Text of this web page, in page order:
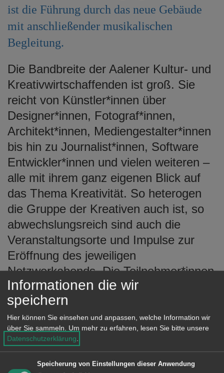
ist die Führung durch das neue Gebäude
mit anschließender musikalischen
Begleitung.
Die Bandbreite der Aalener Kultur- und
Kreativwirtschaffenden ist groß. Sie
reicht von Künstler*innen über
Designer*innen, Fotograf*innen,
Architekt*innen, Mediengestalter*innen
bis hin zu Journalist*innen, Software
Entwickler*innen und vielen weiteren –
alle mit ihrem ganz eigenen Blick auf
das Thema Kreativität. So heterogen
die Gruppe der Kreativen auch ist, so
abwechslungsreich sind auch die
Veranstaltungsorte und Impulse zur
Eröffnung des jeweiligen
Netzwerkabends. Die Teilnehmer*innen
dürfen sich beim diesjährigen
Netzwerktreffen auf vielfältige
Entdeckungen freuen, während des
Rundgangs bekommen die
Teilnehmer*innen Einblicke in die
Projekte des Kollektiv K und die der
Informationen die wir
speichern
Hier können Sie einsehen und anpassen, welche Information wir
über Sie sammeln. Um mehr zu erfahren, lesen Sie bitte unsere
Datenschutzerklärung.
Speicherung von Einstellungen dieser Anwendung